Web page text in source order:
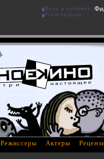
Режиссеры Актеры
Вход в кабинет
Регистрация